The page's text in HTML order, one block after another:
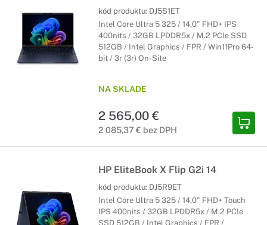
kód produktu: DJ5S1ET
Intel Core Ultra 5 325 / 14,0" FHD+ IPS
400nits / 32GB LPDDR5x / M.2 PCIe SSD
512GB / Intel Graphics / FPR / Win11Pro 64-
bit / 3r (3r) On-Site
NA SKLADE
2 565,00 €
2 085,37 € bez DPH
HP EliteBook X Flip G2i 14
kód produktu: DJ5R9ET
Intel Core Ultra 5 325 / 14,0" FHD+ Touch
IPS 400nits / 32GB LPDDR5x / M.2 PCIe
SSD 512GB / Intel Graphics / FPR /